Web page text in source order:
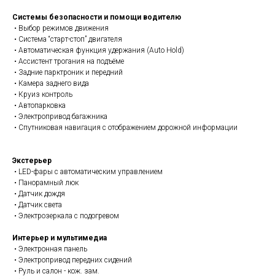
Системы безопасности и помощи водителю
• Выбор режимов движения
• Система “старт-стоп” двигателя
• Автоматическая функция удержания (Auto Hold)
• Ассистент трогания на подъёме
• Задние парктроник и передний
• Камера заднего вида
• Круиз контроль
• Автопарковка
• Электропривод багажника
• Спутниковая навигация с отображением дорожной информации
Экстерьер
• LED-фары с автоматическим управлением
• Панорамный люк
• Датчик дождя
• Датчик света
• Электрозеркала с подогревом
Интерьер и мультимедиа
• Электронная панель
• Электропривод передних сидений
• Руль и салон - кож. зам.